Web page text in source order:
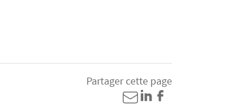
Partager cette page